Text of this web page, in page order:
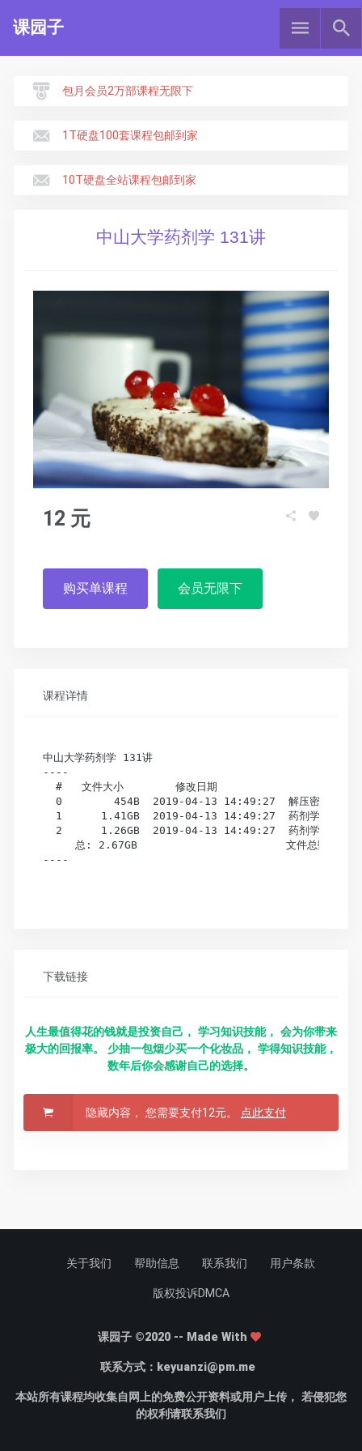
课园子
包月会员2万部课程无限下
1T硬盘100套课程包邮到家
10T硬盘全站课程包邮到家
中山大学药剂学 131讲
12 元
购买单课程 会员无限下
课程详情
中山大学药剂学 131讲
----
#   文件大小        修改日期
0        454B  2019-04-13 14:49:27  解
1      1.41GB  2019-04-13 14:49:27  药剂学（二）
2      1.26GB  2019-04-13 14:49:27  药剂学（一）
总: 2.67GB                       文
----
下载链接
人生最值得花的钱就是投资自己， 学习知识技能， 会为你带来
极大的回报率。 少抽一包烟少买一个化妆品， 学得知识技能，
数年后你会感谢自己的选择。
隐藏内容， 您需要支付12元。 点此支付
关于我们 帮助信息 联系我们 用户条款
版权投诉DMCA
课园子 ©2020 -- Made With
联系方式： keyuanzi@pm.me
本站所有课程均收集自网上的免费公开资料或用户上传， 若侵犯您
的权利请联系我们